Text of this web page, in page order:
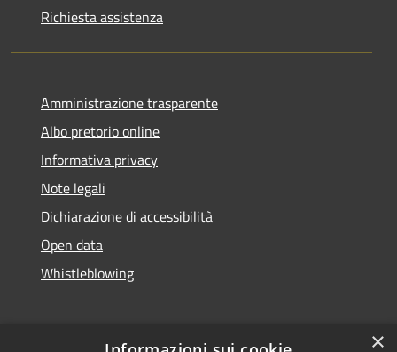
Richiesta assistenza
Amministrazione trasparente
Albo pretorio online
Informativa privacy
Note legali
Dichiarazione di accessibilità
Open data
Whistleblowing
×